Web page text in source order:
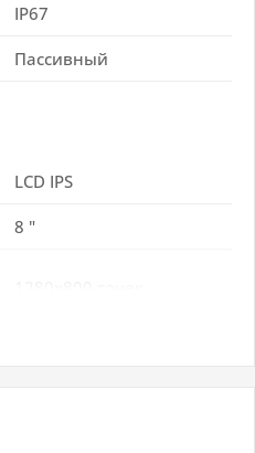
IP67
Пассивный
LCD IPS
8 "